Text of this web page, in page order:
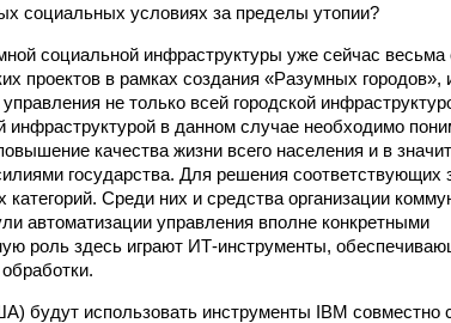
социальных условиях за пределы утопии?
социальной инфраструктуры уже сейчас весьма
проектов в рамках создания «Разумных городов»,
не только всей городской
в данном случае необходимо
качества жизни всего населения и в
государства. Для решения соответствующих
Среди них и средства организации
автоматизации управления вполне конкретными
роль здесь играют ИТ-инструменты,
будут использовать инструменты IBM совместно